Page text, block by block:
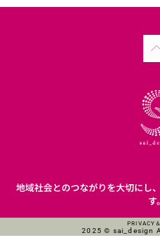
地域社会とのつながりを大切にし
す。
PRIVACY
2025 © sai_design